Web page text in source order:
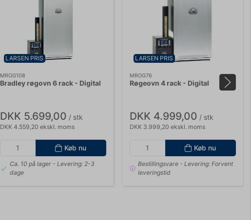
LARSEN PRIS
MROG108
Bradley røgovn 6 rack - Digital
DKK 5.699,00 / stk
DKK 4.559,20 ekskl. moms
Køb nu
Ca. 10 på lager - Levering: 2-3
dage
LARSEN PRIS
MROG76
Røgeovn 4 rack - Digital
DKK 4.999,00 / stk
DKK 3.999,20 ekskl. moms
Køb nu
Bestillingsvare - Levering: Forvent
leveringstid